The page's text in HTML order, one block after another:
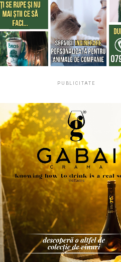
PUBLICITATE